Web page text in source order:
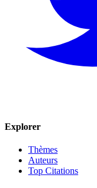
Explorer
Thèmes
Auteurs
Top Citations